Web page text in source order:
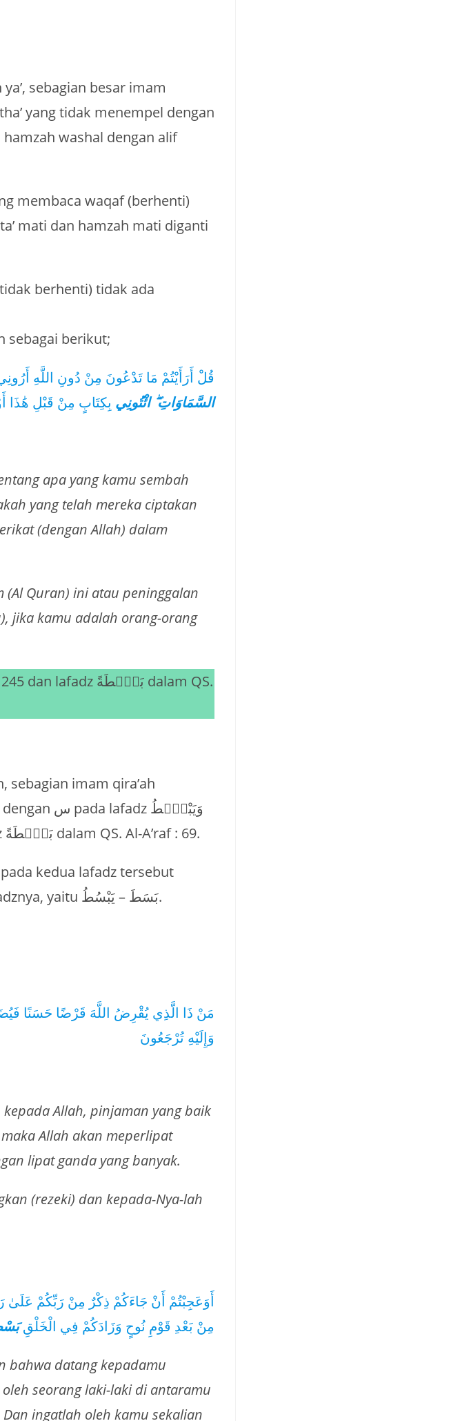
sebagian besar imam
yang tidak menempel dengan
washal dengan alif
membaca waqaf (berhenti)
berhenti) tidak ada
sebagai berikut;
قُلْ أَرَأَيْتُمْ مَا تَدْعُونَ مِنْ دُونِ اللَّهِ
السَّمَاوَاتِ ۖ ائْتُونِي بِكِتَابٍ مِنْ قَبْلِ هَٰذَا
apa yang kamu sembah
yang telah mereka ciptakan
(dengan Allah) dalam
(Al Quran) ini atau peninggalan
jika kamu adalah orang-orang
sebagian imam qira’ah
dalam QS. Al-Baqarah : 245 dan lafadz بَصْۜطَةً dalam QS. Al-A’raf : 69.
kedua lafadz tersebut
karena mengembalikan pada asal lafadznya, yaitu بَسَطَ – يَبْسُطُ.
مَنْ ذَا الَّذِي يُقْرِضُ اللَّهَ قَرْضًا حَسَنًا
وَإِلَيْهِ تُرْجَعُونَ
Allah, pinjaman yang baik
Allah akan meperlipat
lipat ganda yang banyak.
(rezeki) dan kepada-Nya-lah
أَوَعَجِبْتُمْ أَنْ جَاءَكُمْ ذِكْرٌ مِنْ رَبِّكُمْ عَلَىٰ
مِنْ بَعْدِ قَوْمِ نُوحٍ وَزَادَكُمْ فِي الْخَلْقِ
bahwa datang kepadamu
seorang laki-laki di antaramu
ingatlah oleh kamu sekalian